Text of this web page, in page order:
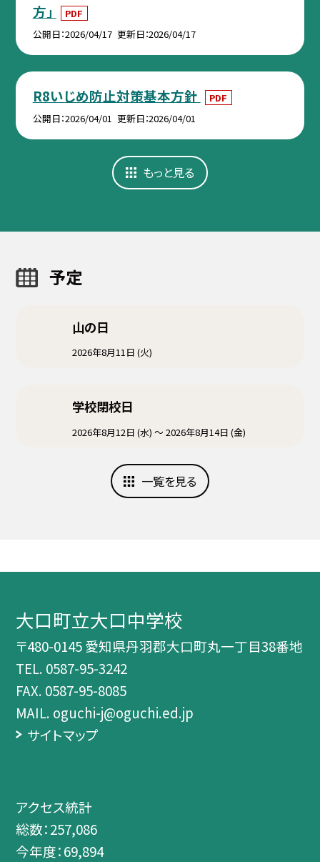
方」
PDF
公開日 2026/04/17 更新日 2026/04/17
R8いじめ防止対策基本方針
PDF
公開日 2026/04/01 更新日 2026/04/01
もっと見る
予定
山の日
2026年8月11日 (火)
学校閉校日
2026年8月12日 (水) ～ 2026年8月14日 (金)
一覧を見る
大口町立大口中学校
〒480-0145 愛知県丹羽郡大口町丸一丁目38番地
TEL. 0587-95-3242
FAX. 0587-95-8085
MAIL. oguchi-j@oguchi.ed.jp
サイトマップ
アクセス統計
総数：257,086
今年度：69,894